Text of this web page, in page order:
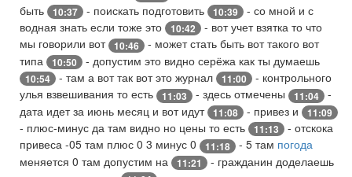
быть
10:37 - поискать подготовить 10:39
- со мной и с
водная знать если тоже это
10:42
- вот учет взятка то что
мы говорили вот 10:46
- может стать быть вот такого вот
типа
10:50 - допустим это видно серёжа как ты думаешь
10:54 - там а вот так вот это журнал 11:00
- контрольного
улья взвешивания то есть
11:03 - здесь отмечены 11:04
-
дата идет за июнь месяц и вот идут 11:08 - привез и 11:09
- плюс-минус да там видно но цены то есть 11:13
- отскока
привеса -05 там плюс 0 3 минус 0
11:18 - 5 там погода
меняется 0 там допустим на
11:21
- гражданин доделаешь